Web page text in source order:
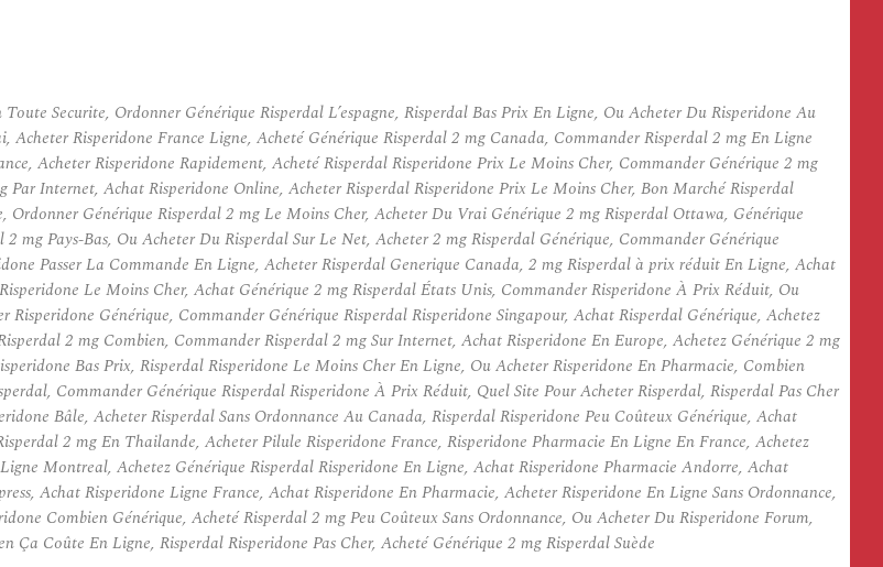
Securite, Ordonner Générique Risperdal L’espagne, Risperdal Bas Prix En Ligne, Ou Acheter Du Risperidone Au
Risperidone France Ligne, Acheté Générique Risperdal 2 mg Canada, Commander Risperdal 2 mg En Ligne
Acheter Risperidone Rapidement, Acheté Risperdal Risperidone Prix Le Moins Cher, Commander Générique 2 mg
Par Internet, Achat Risperidone Online, Acheter Risperdal Risperidone Prix Le Moins Cher, Bon Marché Risperdal
Générique Risperdal 2 mg Le Moins Cher, Acheter Du Vrai Générique 2 mg Risperdal Ottawa, Générique
Pays-Bas, Ou Acheter Du Risperdal Sur Le Net, Acheter 2 mg Risperdal Générique, Commander Générique
Passer La Commande En Ligne, Acheter Risperdal Generique Canada, 2 mg Risperdal à prix réduit En Ligne, Achat
Le Moins Cher, Achat Générique 2 mg Risperdal États Unis, Commander Risperidone À Prix Réduit, Ou
Générique, Commander Générique Risperdal Risperidone Singapour, Achat Risperdal Générique, Achetez
2 mg Combien, Commander Risperdal 2 mg Sur Internet, Achat Risperidone En Europe, Achetez Générique 2 mg
Bas Prix, Risperdal Risperidone Le Moins Cher En Ligne, Ou Acheter Risperidone En Pharmacie, Combien
Commander Générique Risperdal Risperidone À Prix Réduit, Quel Site Pour Acheter Risperdal, Risperdal Pas Cher
Bâle, Acheter Risperdal Sans Ordonnance Au Canada, Risperdal Risperidone Peu Coûteux Générique, Achat
2 mg En Thailande, Acheter Pilule Risperidone France, Risperidone Pharmacie En Ligne En France, Achetez
Montreal, Achetez Générique Risperdal Risperidone En Ligne, Achat Risperidone Pharmacie Andorre, Achat
Achat Risperidone Ligne France, Achat Risperidone En Pharmacie, Acheter Risperidone En Ligne Sans Ordonnance,
Combien Générique, Acheté Risperdal 2 mg Peu Coûteux Sans Ordonnance, Ou Acheter Du Risperidone Forum,
Coûte En Ligne, Risperdal Risperidone Pas Cher, Acheté Générique 2 mg Risperdal Suède